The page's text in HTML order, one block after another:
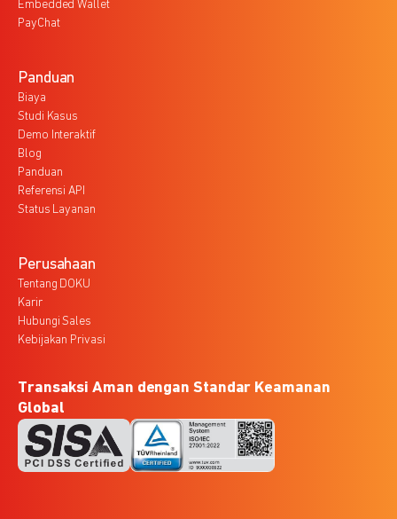
Embedded Wallet
PayChat
Panduan
Biaya
Studi Kasus
Demo Interaktif
Blog
Panduan
Referensi API
Status Layanan
Perusahaan
Tentang DOKU
Karir
Hubungi Sales
Kebijakan Privasi
Transaksi Aman dengan Standar Keamanan
Global